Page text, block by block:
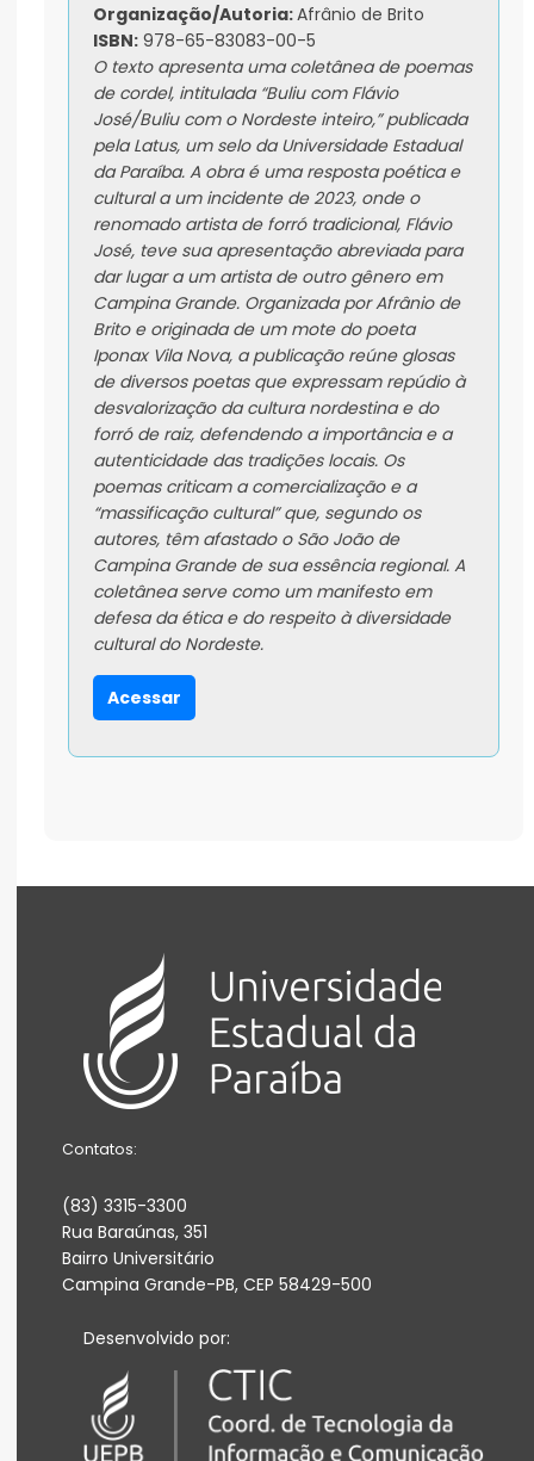
Organização/Autoria:Afrânio de Brito
ISBN: 978-65-83083-00-5
O texto apresenta uma coletânea de poemas
de cordel, intitulada “Buliu com Flávio
José/Buliu com o Nordeste inteiro,” publicada
pela Latus, um selo da Universidade Estadual
da Paraíba. A obra é uma resposta poética e
cultural a um incidente de 2023, onde o
renomado artista de forró tradicional, Flávio
José, teve sua apresentação abreviada para
dar lugar a um artista de outro gênero em
Campina Grande. Organizada por Afrânio de
Brito e originada de um mote do poeta
Iponax Vila Nova, a publicação reúne glosas
de diversos poetas que expressam repúdio à
desvalorização da cultura nordestina e do
forró de raiz, defendendo a importância e a
autenticidade das tradições locais. Os
poemas criticam a comercialização e a
“massificação cultural” que, segundo os
autores, têm afastado o São João de
Campina Grande de sua essência regional. A
coletânea serve como um manifesto em
defesa da ética e do respeito à diversidade
cultural do Nordeste.
Acessar
Contatos:
(83) 3315-3300
Rua Baraúnas, 351
Bairro Universitário
Campina Grande-PB, CEP 58429-500
Desenvolvido por: